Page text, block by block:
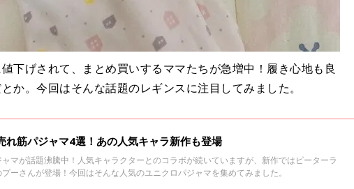
下げされて、まとめ買いするママたちが急増中！履き心地も良
か。今回はそんな話題のレギンスに注目してみました。
れ筋パジャマ4選！あの人気キャラ新作も登場
マが話題沸騰中！人気キャラクターとのコラボが続いていますが、新作ではピーターラ
ーさんが登場！今回はそんな人気のユニクロパジャマを集めてみました。